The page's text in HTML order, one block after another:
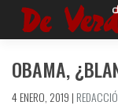
Saltar
OBAMA,
4 ENERO, 2019 |